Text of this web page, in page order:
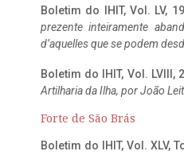
Boletim do IHIT, Vol. LV,
prezente inteiramente
d’aquelles que se podem
Boletim do IHIT, Vol. LVIII,
Artilharia da Ilha, por João
Forte de São Brás
Boletim do IHIT, Vol. XLV,